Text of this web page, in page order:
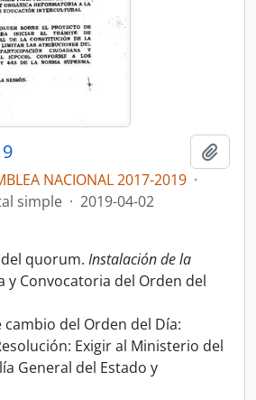
NACIONAL 2017-2019 ·
simple · 2019-04-02
quorum. Instalación de la
y Convocatoria del Orden del
del Orden del Día:
Exigir al Ministerio del
General del Estado y